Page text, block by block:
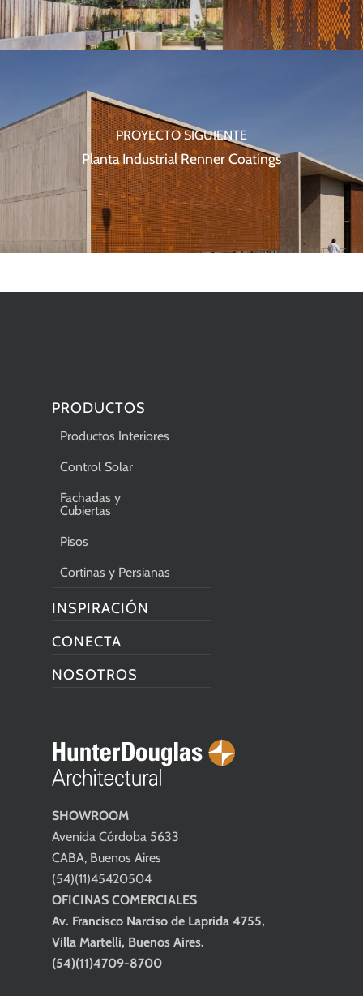
PROYECTO SIGUIENTE
Planta Industrial Renner Coatings
SHOWROOM
Avenida Córdoba 5633
CABA, Buenos Aires
(54)(11)45420504
OFICINAS COMERCIALES
Av. Francisco Narciso de Laprida 4755,
Villa Martelli, Buenos Aires.
(54)(11)4709-8700
PRODUCTOS
Productos Interiores
Control Solar
Fachadas y
Cubiertas
Pisos
Cortinas y Persianas
INSPIRACIÓN
CONECTA
NOSOTROS